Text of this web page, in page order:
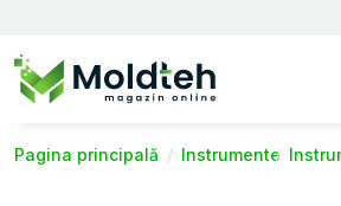
Pagina principală Instrumente